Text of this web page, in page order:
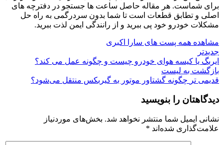
برای شماست. هر مقاله حاصل ساعت‌ ها جستجو در دفترچه‌ های
اصلی و تطابق قطعات است تا شما بدون سردرگمی به راه حل
مشکلات خودرو خود پی ببرید و از رانندگی ایمن لذت ببرید.
مشاهده همه پست های سارا اکبری
جدیدتر
ایربگ یا کیسه هوای خودرو چیست و چگونه عمل می کند؟
بازگشت به لیست
قدیمی تر چگونه گشتاور موتور به گیربکس منتقل می‌شود؟
دیدگاهتان را بنویسید
نشانی ایمیل شما منتشر نخواهد شد. بخش‌های موردنیاز
علامت‌گذاری شده‌اند *